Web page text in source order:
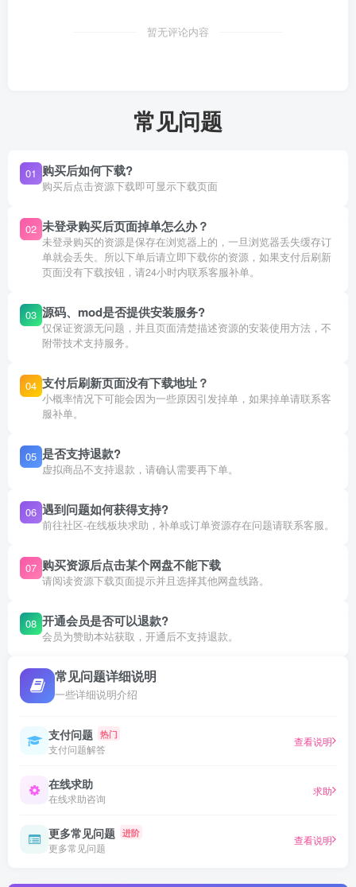
暂无评论内容
常见问题
01 购买后如何下载?
购买后点击资源下载即可显示下载页面
02 未登录购买后页面掉单怎么办？
未登录购买的资源是保存在浏览器上的，一旦浏览器丢失缓存订
单就会丢失。所以下单后请立即下载你的资源，如果支付后刷新
页面没有下载按钮，请24小时内联系客服补单。
03 源码、mod是否提供安装服务?
仅保证资源无问题，并且页面清楚描述资源的安装使用方法，不
附带技术支持服务。
04 支付后刷新页面没有下载地址？
小概率情况下可能会因为一些原因引发掉单，如果掉单请联系客
服补单。
05 是否支持退款?
虚拟商品不支持退款，请确认需要再下单。
06 遇到问题如何获得支持?
前往社区-在线板块求助，补单或订单资源存在问题请联系客服。
07 购买资源后点击某个网盘不能下载
请阅读资源下载页面提示并且选择其他网盘线路。
08 开通会员是否可以退款?
会员为赞助本站获取，开通后不支持退款。
常见问题详细说明
一些详细说明介绍
支付问题 热门
支付问题解答
查看说明
在线求助
在线求助咨询
求助
更多常见问题 进阶
更多常见问题
查看说明